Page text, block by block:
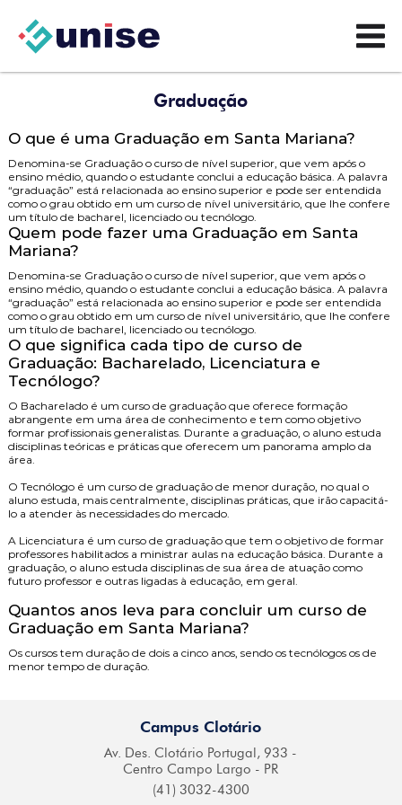
Graduação
O que é uma Graduação em Santa Mariana?
Denomina-se Graduação o curso de nível superior, que vem após o
ensino médio, quando o estudante conclui a educação básica. A palavra
“graduação” está relacionada ao ensino superior e pode ser entendida
como o grau obtido em um curso de nível universitário, que lhe confere
um título de bacharel, licenciado ou tecnólogo.
Quem pode fazer uma Graduação em Santa
Mariana?
Denomina-se Graduação o curso de nível superior, que vem após o
ensino médio, quando o estudante conclui a educação básica. A palavra
“graduação” está relacionada ao ensino superior e pode ser entendida
como o grau obtido em um curso de nível universitário, que lhe confere
um título de bacharel, licenciado ou tecnólogo.
O que significa cada tipo de curso de
Graduação: Bacharelado, Licenciatura e
Tecnólogo?
O Bachareladoé um curso de graduação que oferece formação
abrangente em uma área de conhecimento e tem como objetivo
formar profissionais generalistas. Durante a graduação, o aluno estuda
disciplinas teóricas e práticas que oferecem um panorama amplo da
área.
O Tecnólogoé um curso de graduação de menor duração, no qual o
aluno estuda, mais centralmente, disciplinas práticas, que irão capacitá-
lo a atender às necessidades do mercado.
A Licenciatura é um curso de graduação que tem o objetivo de formar
professores habilitados a ministrar aulas na educação básica. Durante a
graduação, o aluno estuda disciplinas de sua área de atuação como
futuro professor e outras ligadas à educação, em geral.
Quantos anos leva para concluir um curso de
Graduação em Santa Mariana?
Os cursos tem duração de dois a cinco anos, sendo os tecnólogos os de
menor tempo de duração.
Campus Clotário
Av. Des. Clotário Portugal, 933 -
Centro Campo Largo - PR
(41) 3032-4300